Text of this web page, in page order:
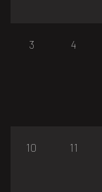
3 4
10 11